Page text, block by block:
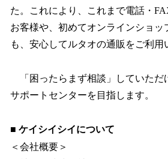
た。これにより、これまで電話・
お客様や、初めてオンラインショッ
も、安心してルタオの通販をご利用
「困ったらまず相談」していただ
サポートセンターを目指します。
■ ケイシイシイについて
＜会社概要＞